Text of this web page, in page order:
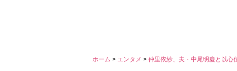
ホーム > エンタメ > 仲里依紗、夫・中尾明慶と以